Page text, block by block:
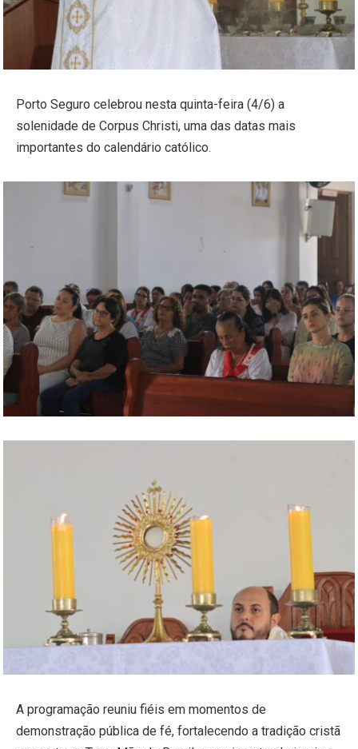
Porto Seguro celebrou nesta quinta-feira (4/6) a
solenidade de Corpus Christi, uma das datas mais
importantes do calendário católico.
A programação reuniu fiéis em momentos de
demonstração pública de fé, fortalecendo a tradição cristã